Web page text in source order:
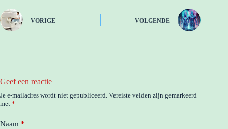
VORIGE VOLGENDE
Geef een reactie
Je e-mailadres wordt niet gepubliceerd. Vereiste velden zijn gemarkeerd
met *
Naam *